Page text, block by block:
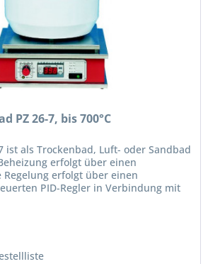
PZ 26-7, bis 700°C
ist als Trockenbad, Luft- oder Sandbad
erfolgt über einen
Regelung erfolgt über einen
PID-Regler in Verbindung mit